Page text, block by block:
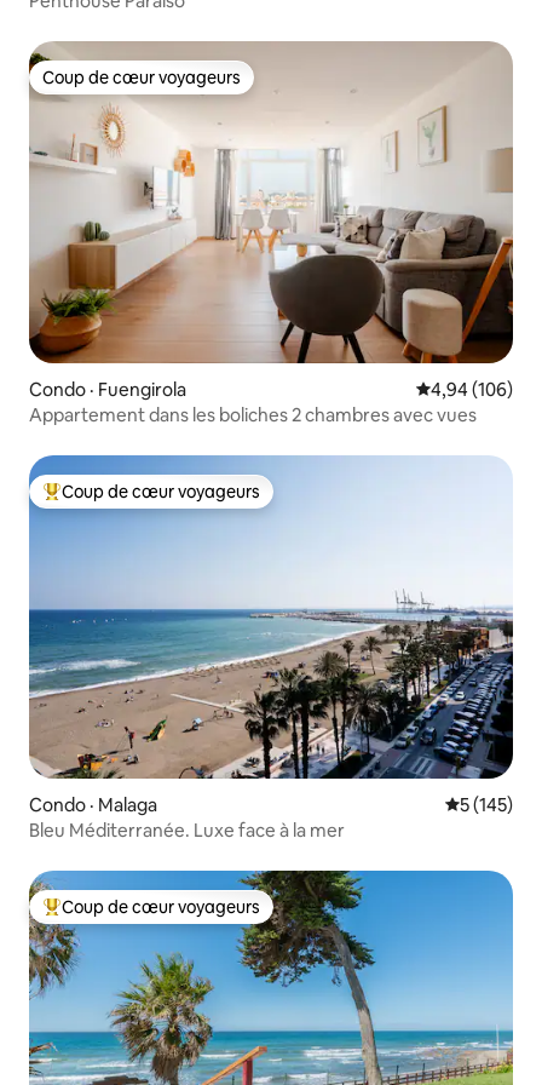
Coup de cœur voyageurs
Coup de cœur voyageurs
Condo · Fuengirola Note
4,94 (106)
Appartement dans les boliches 2 chambres avec vues
Coup de cœur voyageurs parmi les plus aimés
Coup de cœur voyageurs
Condo · Malaga Note
5 (145)
Bleu Méditerranée. Luxe face à la mer
Coup de cœur voyageurs parmi les plus aimés
Coup de cœur voyageurs